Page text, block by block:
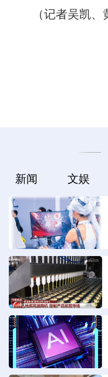
（记者吴凯、黄
新闻 文娱